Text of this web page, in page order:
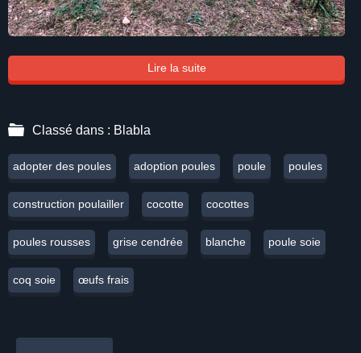
Lire la suite
Classé dans : Blabla
adopter des poules adoption poules poule poules
construction poulailler cocotte cocottes
poules rousses grise cendrée blanche poule soie
coq soie œufs frais